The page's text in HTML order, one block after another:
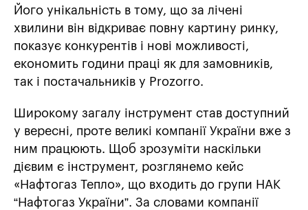
Його унікальність в тому, що за лічені
хвилини він відкриває повну картину ринку,
показує конкурентів і нові можливості,
економить години праці як для замовників,
так і постачальників у Prozorro.
Широкому загалу інструмент став доступний
у вересні, проте великі компанії України вже з
ним працюють. Щоб зрозуміти наскільки
дієвим є інструмент, розглянемо кейс
«Нафтогаз Тепло», що входить до групи НАК
“Нафтогаз України”. За словами компанії